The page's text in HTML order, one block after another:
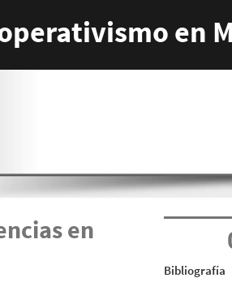
en
en
Bibliografía